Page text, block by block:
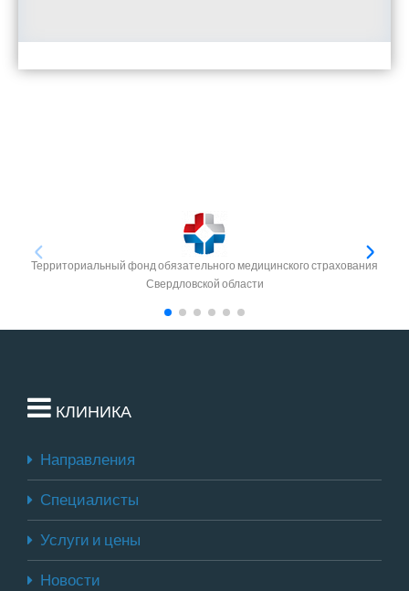
Территориальный фонд обязательного медицинского страхования
Свердловской области
КЛИНИКА
Направления
Специалисты
Услуги и цены
Новости